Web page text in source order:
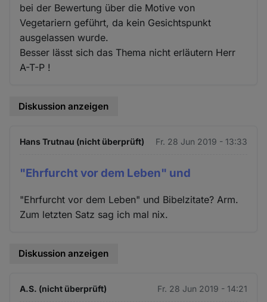
bei der Bewertung über die Motive von
Vegetariern geführt, da kein Gesichtspunkt
ausgelassen wurde.
Besser lässt sich das Thema nicht erläutern Herr
A-T-P !
Diskussion anzeigen
Hans Trutnau (nicht überprüft) Fr. 28 Jun 2019 - 13:33
"Ehrfurcht vor dem Leben" und
"Ehrfurcht vor dem Leben" und Bibelzitate? Arm.
Zum letzten Satz sag ich mal nix.
Diskussion anzeigen
A.S. (nicht überprüft) Fr. 28 Jun 2019 - 14:21